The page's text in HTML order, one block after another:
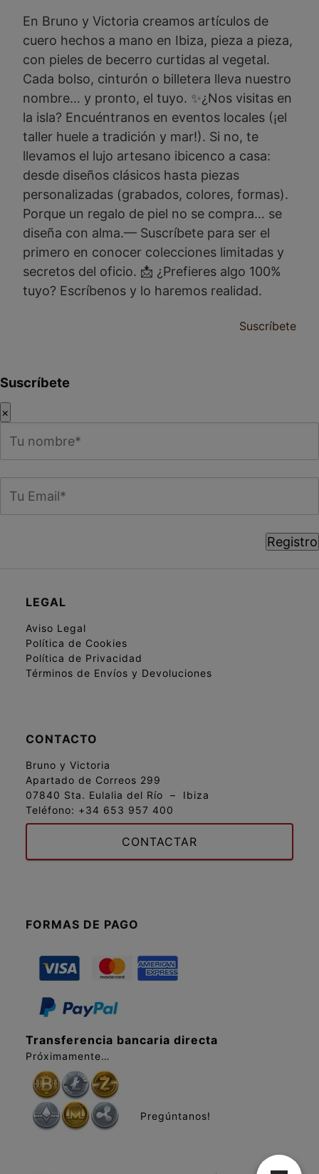
En Bruno y Victoria creamos artículos de
cuero hechos a mano en Ibiza, pieza a pieza,
con pieles de becerro curtidas al vegetal.
Cada bolso, cinturón o billetera lleva nuestro
nombre… y pronto, el tuyo. ✨¿Nos visitas en
la isla? Encuéntranos en eventos locales (¡el
taller huele a tradición y mar!). Si no, te
llevamos el lujo artesano ibicenco a casa:
desde diseños clásicos hasta piezas
personalizadas (grabados, colores, formas).
Porque un regalo de piel no se compra… se
diseña con alma.— Suscríbete para ser el
primero en conocer colecciones limitadas y
secretos del oficio. 📩 ¿Prefieres algo 100%
tuyo? Escríbenos y lo haremos realidad.
Suscríbete
Suscríbete
×
LEGAL
Aviso Legal
Política de Cookies
Política de Privacidad
Términos de Envíos y Devoluciones
CONTACTO
Bruno y Victoria
Apartado de Correos 299
07840 Sta. Eulalia del Río – Ibiza
Teléfono: +34 653 957 400
CONTACTAR
FORMAS DE PAGO
Transferencia bancaria directa
Próximamente…
Pregúntanos!